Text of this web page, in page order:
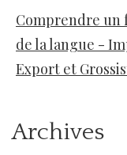
Comprendre un
de la langue -
Export et
Archives